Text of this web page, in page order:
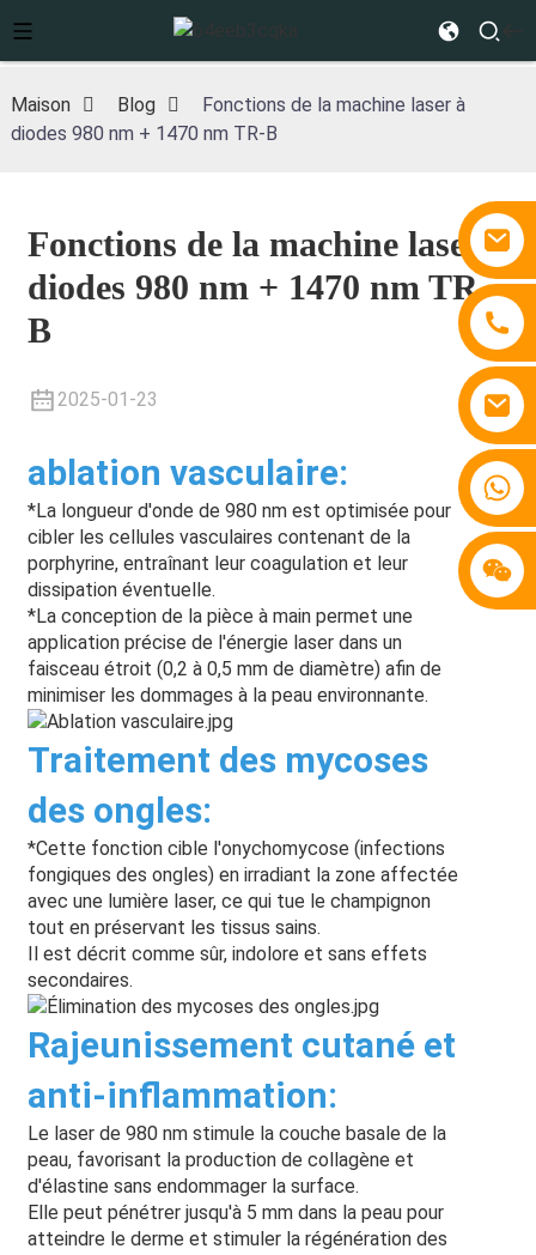
+86 15810767862
Maison Blog
Fonctions de la machine laser à
diodes 980 nm + 1470 nm TR-B
Fonctions de la machine laser à
diodes 980 nm + 1470 nm TR-
B
2025-01-23
ablation vasculaire:
*La longueur d'onde de 980 nm est optimisée pour
cibler les cellules vasculaires contenant de la
porphyrine, entraînant leur coagulation et leur
dissipation éventuelle.
*La conception de la pièce à main permet une
application précise de l'énergie laser dans un
faisceau étroit (0,2 à 0,5 mm de diamètre) afin de
minimiser les dommages à la peau environnante.
Traitement des mycoses
des ongles:
*Cette fonction cible l'onychomycose (infections
fongiques des ongles) en irradiant la zone affectée
avec une lumière laser, ce qui tue le champignon
tout en préservant les tissus sains.
Il est décrit comme sûr, indolore et sans effets
secondaires.
Rajeunissement cutané et
anti-inflammation:
Le laser de 980 nm stimule la couche basale de la
peau, favorisant la production de collagène et
d'élastine sans endommager la surface.
Elle peut pénétrer jusqu'à 5 mm dans la peau pour
atteindre le derme et stimuler la régénération des